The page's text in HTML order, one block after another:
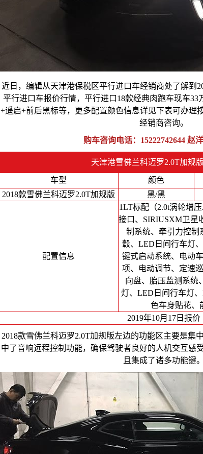
近日，编辑从天津港保税区平行进口车经销商处了解到
平行进口车报价行情，平行进口18款经典肉跑车现车33
+遥启+前后黑标等，更多配置颜色信息详见下表可办理
经销商咨询。
购车咨询电话： 15222742644 赵
天津港雪佛兰科迈罗2.0T加规
车型 颜色
2018款雪佛兰科迈罗2.0T加规版
黑/黑
配置信息
1LT标配（2.0t涡轮增
接口、SIRIUSXM卫星
制系统、牵引力控制
毂、LED日间行车灯
键式启动系统、电动
项、电动调节、定速
向盘、胎压监测系统
灯、LED日间行车灯
色车身贴花、
2019年10月17日报价
2018款雪佛兰科迈罗2.0T加规版左边的功能区主要是集
中了音响远程控制功能，确保驾驶者良好的人机交互感
且集成了诸多功能键。